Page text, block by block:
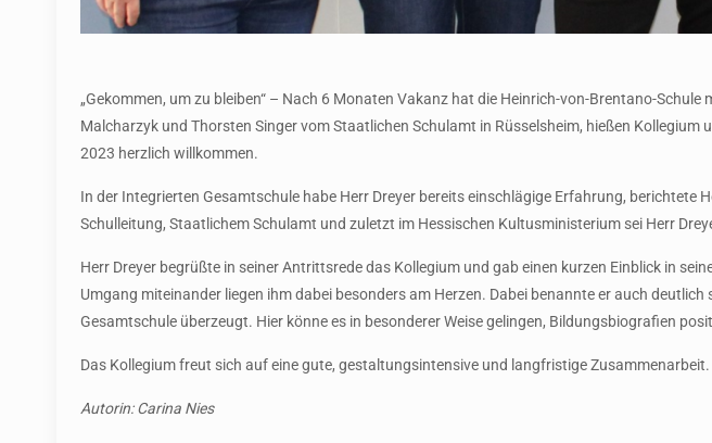
„Gekommen, um zu bleiben“ – Nach 6 Monaten Vakanz hat die Heinrich-von-Brentano-
Malcharzyk und Thorsten Singer vom Staatlichen Schulamt in Rüsselsheim, hießen
2023 herzlich willkommen.
In der Integrierten Gesamtschule habe Herr Dreyer bereits einschlägige Erfahrung, berichtete
Schulleitung, Staatlichem Schulamt und zuletzt im Hessischen Kultusministerium sei Herr
Herr Dreyer begrüßte in seiner Antrittsrede das Kollegium und gab einen kurzen Einblick in
Umgang miteinander liegen ihm dabei besonders am Herzen. Dabei benannte er auch
Gesamtschule überzeugt. Hier könne es in besonderer Weise gelingen, Bildungsbiografien
Das Kollegium freut sich auf eine gute, gestaltungsintensive und langfristige Zusammenarbeit.
Autorin: Carina Nies